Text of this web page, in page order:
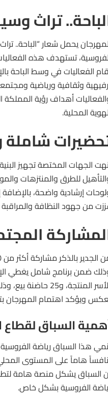
تراث
تستهدف هذه الفعاليات نحو 2.5
الفعاليات في وسط الباحة
وثقافية ورياضية
المحلية.
شاملة
الجهات المختصة تجهيز
للطرق والمنتزهات
إرشادية واضحة،
من جهود النظافة
للأسر المنتجة،
ويؤكد اهتمام المهرجان
السباق لقطاع
هذا السباق رياضة
هاماً على المستوى
السباق يشكل منصة هامة
الفروسية بشكل خاص.